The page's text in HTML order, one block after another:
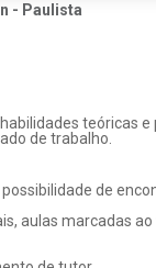
- Paulista
teóricas
de trabalho.
de
aulas marcadas ao